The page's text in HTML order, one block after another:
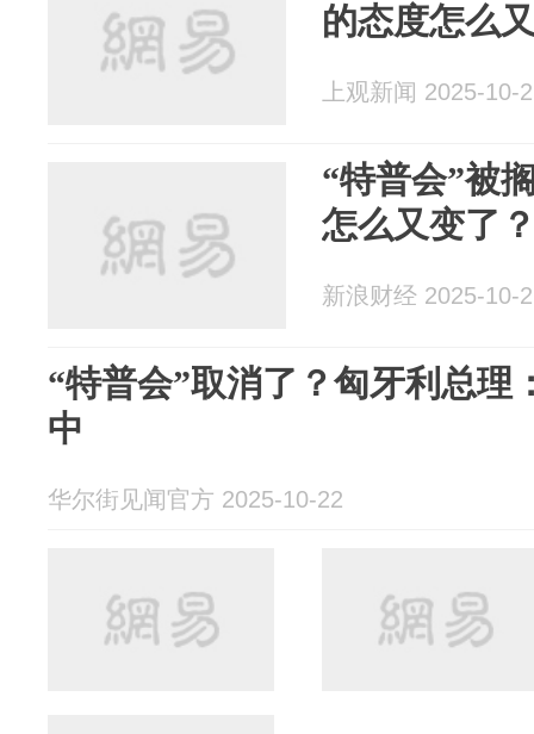
的态度怎么
上观新闻 2025-10-
“特普会”被
怎么又变了
新浪财经 2025-10-
“特普会”取消了？匈牙利总理
中
华尔街见闻官方 2025-10-22